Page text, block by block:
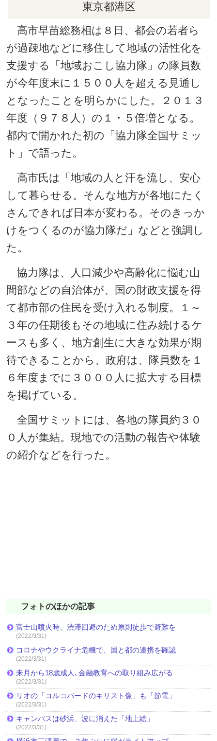
東京都港区
高市早苗総務相は８日、都会の若者ら
が過疎地などに移住して地域の活性化を
支援する「地域おこし協力隊」の隊員数
が今年度末に１５００人を超える見通し
となったことを明らかにした。２０１３
年度（９７８人）の１・５倍増となる。
都内で開かれた初の「協力隊全国サミッ
ト」で語った。
高市氏は「地域の人と汗を流し、安心
して暮らせる。そんな地方が各地にたく
さんできれば日本が変わる。そのきっか
けをつくるのが協力隊だ」などと強調し
た。
協力隊は、人口減少や高齢化に悩む山
間部などの自治体が、国の財政支援を得
て都市部の住民を受け入れる制度。１～
３年の任期後もその地域に住み続けるケ
ースも多く、地方創生に大きな効果が期
待できることから、政府は、隊員数を１
６年度までに３０００人に拡大する目標
を掲げている。
全国サミットには、各地の隊員約３０
０人が集結。現地での活動の報告や体験
の紹介などを行った。
フォトのほかの記事
富士山噴火時、渋滞回避のため原則徒歩で避難を
(2022/3/31)
コロナやウクライナ危機で、国と都の連携を確認
(2022/3/31)
来月から18歳成人､金融教育への取り組み広がる
(2022/3/31)
リオの「コルコバードのキリスト像」も「節電」
(2022/3/31)
キャンバスは砂浜、波に消えた「地上絵」
(2022/3/31)